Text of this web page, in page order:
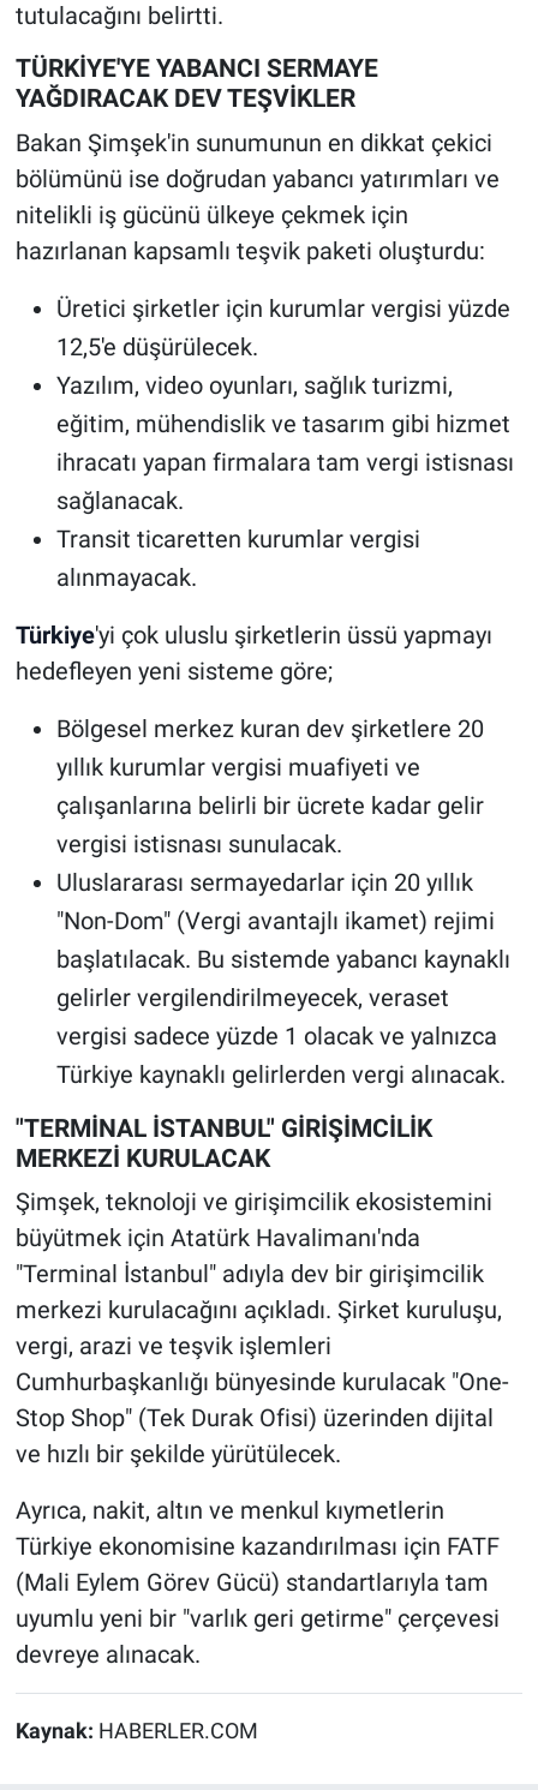
tutulacağını belirtti.
TÜRKİYE'YE YABANCI SERMAYE
YAĞDIRACAK DEV TEŞVİKLER
Bakan Şimşek'in sunumunun en dikkat çekici
bölümünü ise doğrudan yabancı yatırımları ve
nitelikli iş gücünü ülkeye çekmek için
hazırlanan kapsamlı teşvik paketi oluşturdu:
Üretici şirketler için kurumlar vergisi yüzde
12,5'e düşürülecek.
Yazılım, video oyunları, sağlık turizmi,
eğitim, mühendislik ve tasarım gibi hizmet
ihracatı yapan firmalara tam vergi istisnası
sağlanacak.
Transit ticaretten kurumlar vergisi
alınmayacak.
Türkiye'yi çok uluslu şirketlerin üssü yapmayı
hedefleyen yeni sisteme göre;
Bölgesel merkez kuran dev şirketlere 20
yıllık kurumlar vergisi muafiyeti ve
çalışanlarına belirli bir ücrete kadar gelir
vergisi istisnası sunulacak.
Uluslararası sermayedarlar için 20 yıllık
"Non-Dom" (Vergi avantajlı ikamet) rejimi
başlatılacak. Bu sistemde yabancı kaynaklı
gelirler vergilendirilmeyecek, veraset
vergisi sadece yüzde 1 olacak ve yalnızca
Türkiye kaynaklı gelirlerden vergi alınacak.
"TERMİNAL İSTANBUL" GİRİŞİMCİLİK
MERKEZİ KURULACAK
Şimşek, teknoloji ve girişimcilik ekosistemini
büyütmek için Atatürk Havalimanı'nda
"Terminal İstanbul" adıyla dev bir girişimcilik
merkezi kurulacağını açıkladı. Şirket kuruluşu,
vergi, arazi ve teşvik işlemleri
Cumhurbaşkanlığı bünyesinde kurulacak "One-
Stop Shop" (Tek Durak Ofisi) üzerinden dijital
ve hızlı bir şekilde yürütülecek.
Ayrıca, nakit, altın ve menkul kıymetlerin
Türkiye ekonomisine kazandırılması için FATF
(Mali Eylem Görev Gücü) standartlarıyla tam
uyumlu yeni bir "varlık geri getirme" çerçevesi
devreye alınacak.
Kaynak: HABERLER.COM